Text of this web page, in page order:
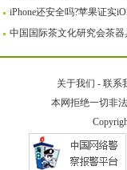
iPhone还安全吗?苹果证实
中国国际茶文化研究会茶
关于我们 - 联系
本网拒绝一切非